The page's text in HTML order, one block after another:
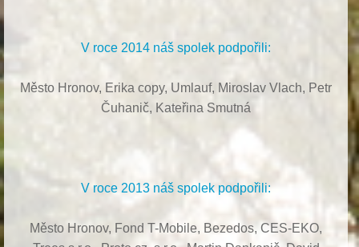
V roce 2014 náš spolek podpořili:
Město Hronov, Erika copy, Umlauf, Miroslav Vlach, Petr
Čuhanič, Kateřina Smutná
V roce 2013 náš spolek podpořili:
Město Hronov, Fond T-Mobile, Bezedos, CES-EKO,